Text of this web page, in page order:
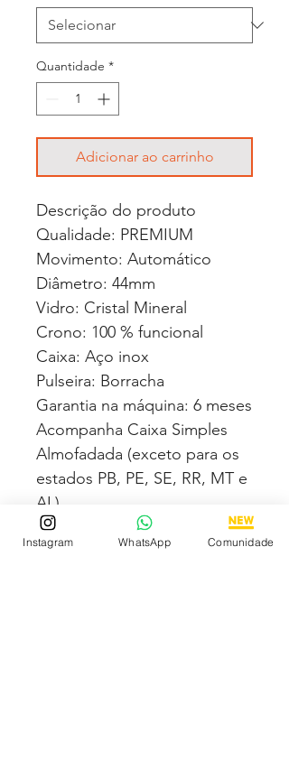
Quantidade *
Adicionar ao carrinho
Descrição do produto
Qualidade: PREMIUM
Movimento: Automático
Diâmetro: 44mm
Vidro: Cristal Mineral
Crono: 100 % funcional
Caixa: Aço inox
Pulseira: Borracha
Garantia na máquina: 6 meses
Acompanha Caixa Simples
Almofadada (exceto para os
estados PB, PE, SE, RR, MT e
AL)
Fotos e vídeos 100% reais
Instagram WhatsApp Comunidade